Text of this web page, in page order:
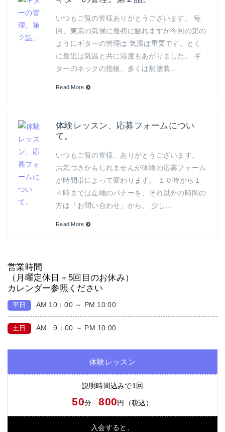
いつもご覧の皆様ありがとうございます。 毎
回、東京の気候に最初に触れますが今回の第の
ようにギターの管理は 気温は重要です。とく
に最近は気温と共に湿度もあがりました。 ギ
ターのネックの指板、多くは無塗装…
Read More
体験レッスン、応募フォームについ
て。
いつもご覧の皆様、ありがとうございます。
お気づきかもしれませんが体験の応募フォーム
が時間帯によって変わります。 １０時から１
４時までは左端のバナーを、それ以外の時間の
方は「お問い合わせ」から。 少し…
Read More
営業時間
（月曜定休日＋5回目のお休み）
カレンダー参照ください
平日 AM 10：00 ～ PM 10:00
土日 AM 9：00 ～ PM 10:00
体験レッスン
説明時間込みで1回
50分800円（税込）
入会すると、